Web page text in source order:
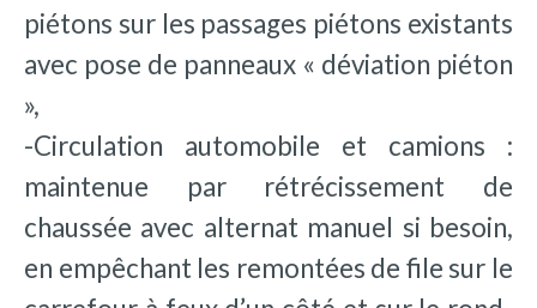
piétons sur les passages piétons existants
avec pose de panneaux « déviation piéton
»,
-Circulation automobile et camions :
maintenue par rétrécissement de
chaussée avec alternat manuel si besoin,
en empêchant les remontées de file sur le